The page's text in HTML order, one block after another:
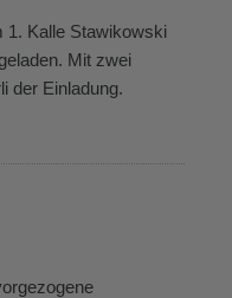
1. Kalle Stawikowski
Mit zwei
der Einladung.